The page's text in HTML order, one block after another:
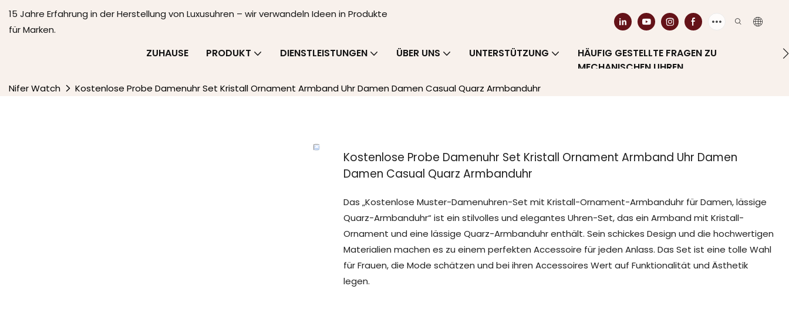
15 Jahre Erfahrung in der Herstellung von Luxusuhren – wir verwandeln Ideen in Produkte
für Marken.
ZUHAUSE PRODUKT DIENSTLEISTUNGEN ÜBER UNS UNTERSTÜTZUNG
HÄUFIG GESTELLTE FRAGEN ZU
MECHANISCHEN UHREN
Nifer Watch Kostenlose Probe Damenuhr Set Kristall Ornament Armband Uhr Damen Damen Casual Quarz Armbanduhr
Kostenlose Probe Damenuhr Set Kristall Ornament Armband Uhr Damen
Damen Casual Quarz Armbanduhr
Das „Kostenlose Muster-Damenuhren-Set mit Kristall-Ornament-Armbanduhr für Damen, lässige
Quarz-Armbanduhr“ ist ein stilvolles und elegantes Uhren-Set, das ein Armband mit Kristall-
Ornament und eine lässige Quarz-Armbanduhr enthält. Sein schickes Design und die hochwertigen
Materialien machen es zu einem perfekten Accessoire für jeden Anlass. Das Set ist eine tolle Wahl
für Frauen, die Mode schätzen und bei ihren Accessoires Wert auf Funktionalität und Ästhetik
legen.